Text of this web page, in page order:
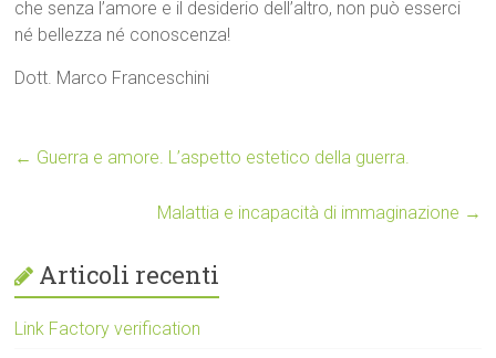
che senza l’amore e il desiderio dell’altro, non può esserci
né bellezza né conoscenza!
Dott. Marco Franceschini
← Guerra e amore. L’aspetto estetico della guerra.
Malattia e incapacità di immaginazione →
Articoli recenti
Link Factory verification